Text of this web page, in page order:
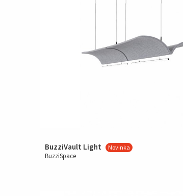
BuzziVault Light Novinka
BuzziSpace